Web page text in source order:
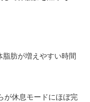
肪が増えやすい時間
が休息モードにほぼ完